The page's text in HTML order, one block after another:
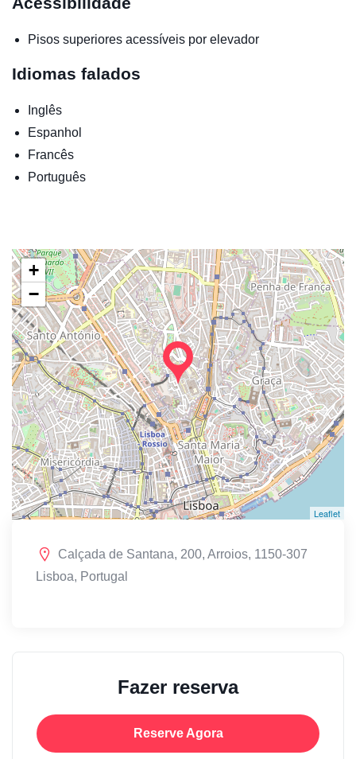
Pisos superiores acessíveis por elevador
Idiomas falados
Inglês
Espanhol
Francês
Português
+
−
Leaflet
Calçada de Santana, 200, Arroios, 1150-307
Lisboa, Portugal
Fazer reserva
Reserve Agora